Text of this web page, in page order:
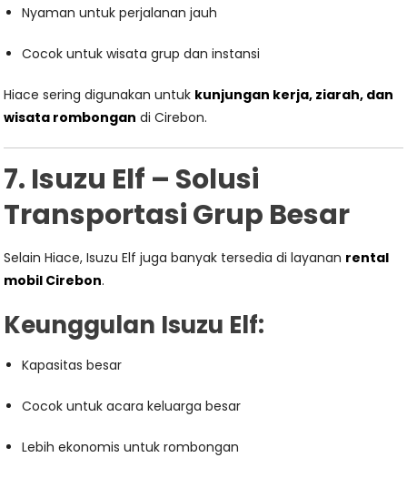
Nyaman untuk perjalanan jauh
Cocok untuk wisata grup dan instansi
Hiace sering digunakan untuk kunjungan kerja, ziarah, dan
wisata rombongan di Cirebon.
7. Isuzu Elf – Solusi
Transportasi Grup Besar
Selain Hiace, Isuzu Elf juga banyak tersedia di layanan rental
mobil Cirebon.
Keunggulan Isuzu Elf:
Kapasitas besar
Cocok untuk acara keluarga besar
Lebih ekonomis untuk rombongan